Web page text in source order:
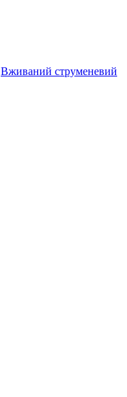
Вживаний струменевий